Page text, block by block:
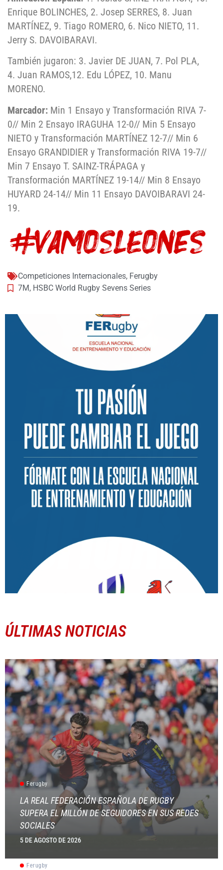
Enrique BOLINCHES, 2. Josep SERRES, 8. Juan
MARTÍNEZ, 9. Tiago ROMERO, 6. Nico NIETO, 11.
Jerry S. DAVOIBARAVI.
También jugaron: 3. Javier DE JUAN, 7. Pol PLA,
4. Juan RAMOS,12. Edu LÓPEZ, 10. Manu
MORENO.
Marcador: Min 1 Ensayo y Transformación RIVA 7-
0// Min 2 Ensayo IRAGUHA 12-0// Min 5 Ensayo
NIETO y Transformación MARTÍNEZ 12-7// Min 6
Ensayo GRANDIDIER y Transformación RIVA 19-7//
Min 7 Ensayo T. SAINZ-TRÁPAGA y
Transformación MARTÍNEZ 19-14// Min 8 Ensayo
HUYARD 24-14// Min 11 Ensayo DAVOIBARAVI 24-
19.
Competiciones Internacionales, Ferugby
7M, HSBC World Rugby Sevens Series
ÚLTIMAS NOTICIAS
Ferugby
LA REAL FEDERACIÓN ESPAÑOLA DE RUGBY
SUPERA EL MILLÓN DE SEGUIDORES EN SUS REDES
SOCIALES
5 DE AGOSTO DE 2026
Ferugby